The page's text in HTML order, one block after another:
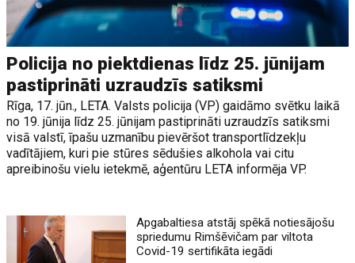
Policija no piektdienas līdz 25. jūnijam
pastiprināti uzraudzīs satiksmi
Rīga, 17. jūn., LETA. Valsts policija (VP) gaidāmo svētku laikā
no 19. jūnija līdz 25. jūnijam pastiprināti uzraudzīs satiksmi
visā valstī, īpašu uzmanību pievēršot transportlīdzekļu
vadītājiem, kuri pie stūres sēdušies alkohola vai citu
apreibinošu vielu ietekmē, aģentūru LETA informēja VP.
Apgabaltiesa atstāj spēkā notiesājošu
spriedumu Rimšēvičam par viltota
Covid-19 sertifikāta iegādi